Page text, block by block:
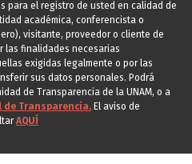
para el registro de usted en calidad de
académica, conferencista o
visitante, proveedor o cliente de
las finalidades necesarias
exigidas legalmente o por las
sus datos personales. Podrá
de Transparencia de la UNAM, o a
Transparencia. El aviso de
AQUÍ